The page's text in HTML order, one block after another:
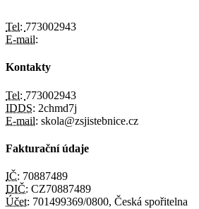
Tel: 773002943
E-mail:
Kontakty
Tel: 773002943
IDDS: 2chmd7j
E-mail: skola@zsjistebnice.cz
Fakturační údaje
IČ: 70887489
DIČ: CZ70887489
Účet: 701499369/0800, Česká spořitelna